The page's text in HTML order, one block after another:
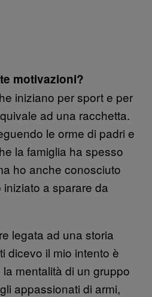
motivazioni?
iniziano per sport e per
ad una racchetta.
le orme di padri e
la famiglia ha spesso
ho anche conosciuto
a sparare da
legata ad una storia
dicevo il mio intento è
mentalità di un gruppo
appassionati di armi,